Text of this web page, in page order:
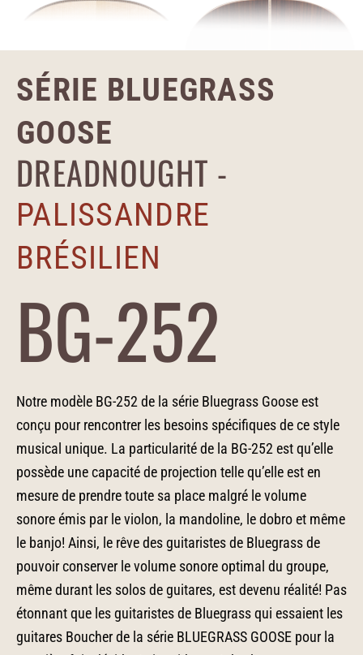
SÉRIE BLUEGRASS
GOOSE
DREADNOUGHT -
PALISSANDRE
BRÉSILIEN
BG-252
Notre modèle BG-252 de la série Bluegrass Goose est
conçu pour rencontrer les besoins spécifiques de ce style
musical unique. La particularité de la BG-252 est qu’elle
possède une capacité de projection telle qu’elle est en
mesure de prendre toute sa place malgré le volume
sonore émis par le violon, la mandoline, le dobro et même
le banjo! Ainsi, le rêve des guitaristes de Bluegrass de
pouvoir conserver le volume sonore optimal du groupe,
même durant les solos de guitares, est devenu réalité! Pas
étonnant que les guitaristes de Bluegrass qui essaient les
guitares Boucher de la série BLUEGRASS GOOSE pour la